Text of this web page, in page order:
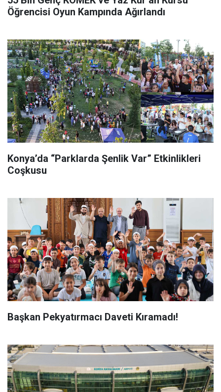
Öğrencisi Oyun Kampında Ağırlandı
Konya’da “Parklarda Şenlik Var” Etkinlikleri
Coşkusu
Başkan Pekyatırmacı Daveti Kıramadı!